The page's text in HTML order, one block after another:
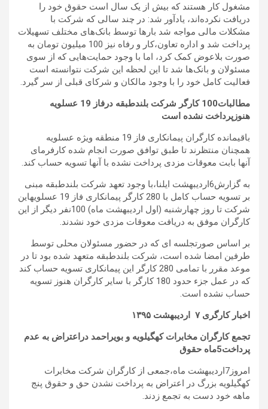
مشغول کار هستند که بیش از یک سال است حقوق خود را
دریافت نکرده‌اند، یادآور شد: در چند سالی که شرکت با
مشکلات مالی مواجه شد بارها توسط بانک‌های مختلف تسهیلات
پرداخت شد و اداره تعاون،کار و رفاه نیز 100 میلیون تومان به
صورت بلاعوض کمک کرد، اما با وجود حمایت‌هایی که از سوی
مسئولان و بانک‌ها شد تا این لحظه این شرکت نتوانسته است
فعالیت کامل خود را با وجود مالکان و شرکای قبلی از سر گیرد.
مطالبات100 کارگر شرکت بلندطبقه درفاز 19 عسلویه
هنوزپرداخت نشده است
باقیمانده کارگران پیمانکاری فاز 19 منطقه ویژه عسلویه
همچنان منتظرند تا طبق توافق صورت انجام شده کارفرمای
آنها بابت معوقات مزدی پرداخت نشده با آنها تسویه حساب کند.
به گزارش6اردیبهشت ایلنا،با وجود تعهد شرکت بلندطبقه مبنی
بر تسویه حساب کامل با 280 کارگر پیمانکاری فاز 19 عسلویهاین
شرکت تا روز چهارشنبه (اول اردیبهشت ماه) 100نفر دیگر از این
کارگران موفق به دریافت معوقات مزدی خود نشدند.
بر اساس صورتجلسه ای که در حضور مسئولان محلی توسط
طرفین امضا شده است، شرکت بلندطبقه متعهد شده بود تا در
موعد مقرر با تمامی 280 کارگر این پیمانکاری تسویه حساب کند
که در عمل جزء حدود 180 کارگر با سایر کارگران هنوز تسویه
حساب نشده است.
اخبار کارگری ۷ اردیبهشت ۱۳۹۵
تجمع کارگران مخابرات کهگیلویه و بویراحمد دراعتراض به عدم
پرداخت5ماه حقوق
امروز7اردیبهشت ماه،جمعی از کارگران شرکت مخابرات
کهگیلویه بزرگ در اعتراض به پرداخت نشدن حق و حقوق پنج
ماهه خود دست به تجمع زدند.